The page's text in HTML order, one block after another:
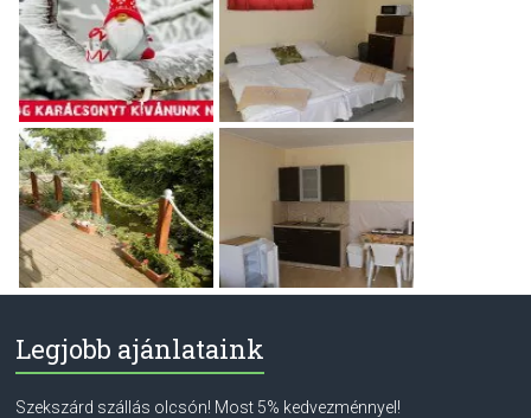
Legjobb ajánlataink
Szekszárd szállás olcsón! Most 5% kedvezménnyel!